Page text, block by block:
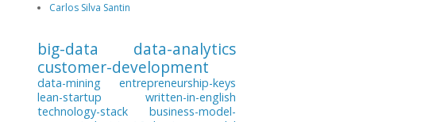
Carlos Silva Santin
big-data
data-analytics
customer-development
data-mining
entrepreneurship-keys
lean-startup
written-in-english
technology-stack
business-model-